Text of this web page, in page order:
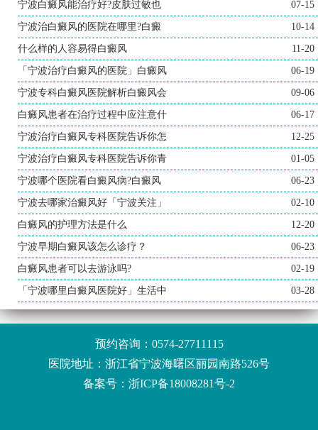
宁波白癜风能治疗好?皮肤过敏也 07-15
宁波治白癜风的医院在哪里?白癜 10-14
什么样的人容易得白癜风 11-20
「宁波治疗白癜风的医院」白癜风 06-19
宁波专科白癜风医院解析白癜风会 09-06
白癜风患者在治疗过程中应注意什 06-17
宁波治疗白癜风专科医院告诉你怎 12-25
宁波治疗白癜风专科医院告诉你青 01-05
宁波哪个医院看白癜风病?白癜风 06-23
宁波去哪家治癜风好「宁波关注」 02-10
白癜风的护理方法是什么 12-20
宁波早期白癜风该怎么诊疗？ 06-23
白癜风患者可以去游泳吗? 02-19
「宁波哪里白癜风医院好」生活中 03-28
预约咨询： 0574-27711115
医院地址：浙江省宁波海曙区丽园南路526号
备案号： 浙ICP备18008281号-2